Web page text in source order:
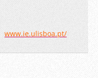
www.ie.ulisboa.pt/